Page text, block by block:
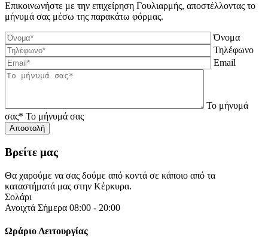
Επικοινωνήστε με την επιχείρηση Γουλιαρμής, αποστέλλοντας το
μήνυμά σας μέσω της παρακάτω φόρμας.
Όνομα
Τηλέφωνο
Email
Το μήνυμά
σας* Το μήνυμά σας
Βρείτε μας
Θα χαρούμε να σας δούμε από κοντά σε κάποιο από τα
καταστήματά μας στην Κέρκυρα.
Σολάρι
Ανοιχτά Σήμερα 08:00 - 20:00
Ωράριο Λειτουργίας